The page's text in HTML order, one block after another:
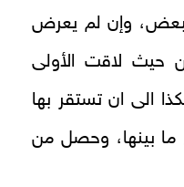
ببعض، وإن لم يعرض
حيث لاقت الأولى
الى ان تستقر بها
ما بينها، وحصل من